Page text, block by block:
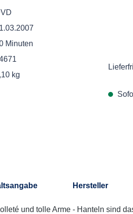
Minuten
kg
Hersteller
und tolle Arme - Hanteln sind